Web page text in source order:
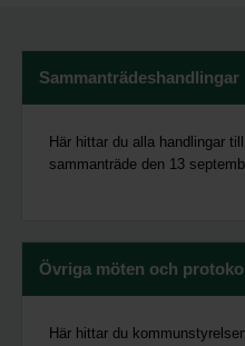
Sammanträdeshandlingar
Här hittar du alla handlingar
sammanträde den 13
Övriga möten och
Här hittar du